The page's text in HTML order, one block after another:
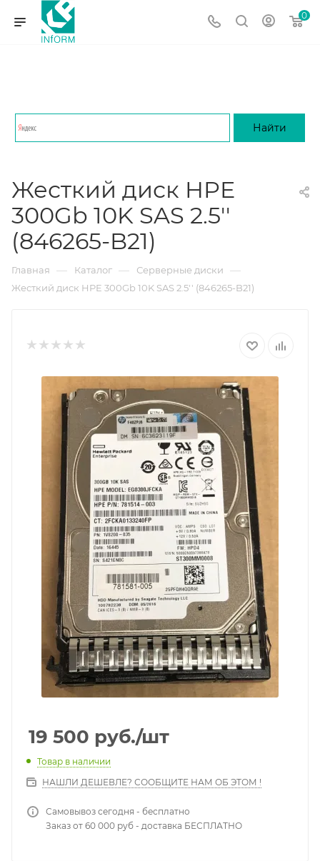
0
Жесткий диск HPE
300Gb 10K SAS 2.5''
(846265-B21)
Главная — Каталог — Серверные диски —
Жесткий диск HPE 300Gb 10K SAS 2.5'' (846265-B21)
19 500 руб./шт
Товар в наличии
НАШЛИ ДЕШЕВЛЕ? СООБЩИТЕ НАМ ОБ ЭТОМ !
Самовывоз сегодня - бесплатно
Заказ от 60 000 руб - доставка БЕСПЛАТНО